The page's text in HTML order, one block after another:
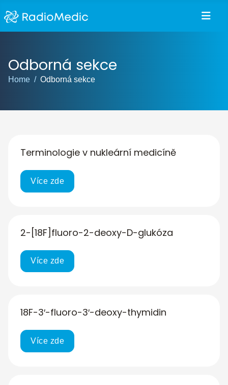
Odborná sekce
Home Odborná sekce
Terminologie v nukleární medicíně
Více zde
2-[18F]fluoro-2-deoxy-D-glukóza
Více zde
18F-3′-fluoro-3′-deoxy-thymidin
Více zde